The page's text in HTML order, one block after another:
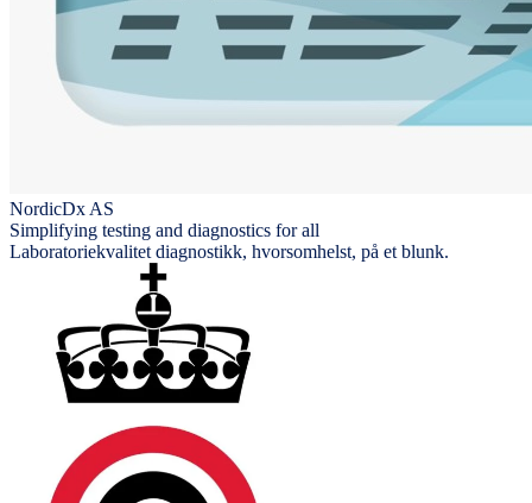
NordicDx AS
Simplifying testing and diagnostics for all
Laboratoriekvalitet diagnostikk, hvorsomhelst, på et blunk.